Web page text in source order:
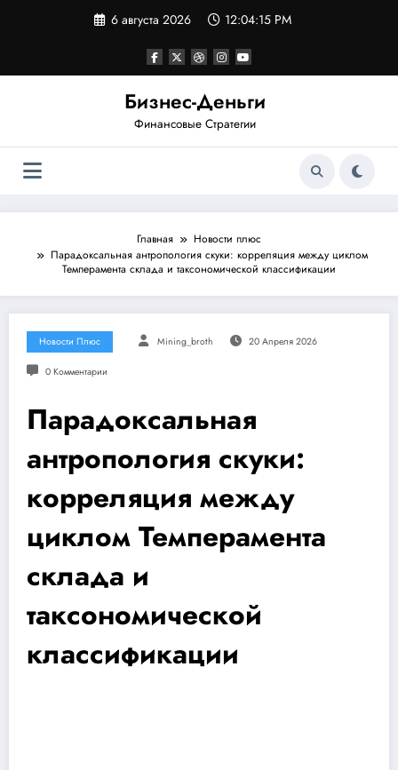
6 августа 2026 12:04:16 PM
Бизнес-Деньги
Финансовые Стратегии
Главная
Новости плюс
Парадоксальная антропология скуки: корреляция между циклом
Темперамента склада и таксономической классификации
Новости Плюс Mining_broth 20 Апреля 2026
0 Комментарии
Парадоксальная
антропология скуки:
корреляция между
циклом Темперамента
склада и
таксономической
классификации